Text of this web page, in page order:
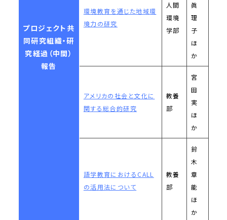
プロジェクト共
同研究組織・研
究経過（中間）
報告
環境教育を通じた地域環
境力の研究
人間
環境
学部
眞
理
子
ほ
か
アメリカの社会と文化に
関する総合的研究
教養
部
宮
田
実
ほ
か
語学教育におけるCALL
の活用法について
教養
部
鈴
木
章
能
ほ
か